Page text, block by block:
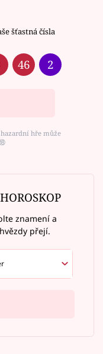
šťastná čísla
46 2
hře může
znamení a
přejí.